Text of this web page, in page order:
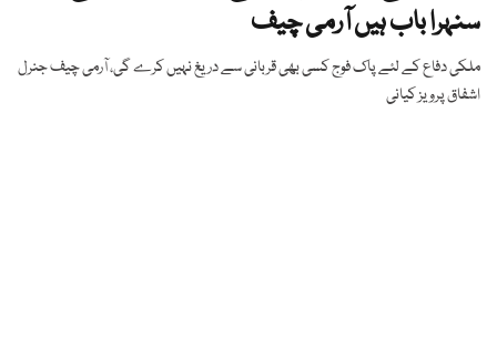
سنہرا باب ہیں آرمی چیف
ملكی دفاع كے لئے پاک فوج كسی بھی قربانی سے دریغ نہیں كرے گی، آرمی چیف جنرل
اشفاق پرویز کیانی